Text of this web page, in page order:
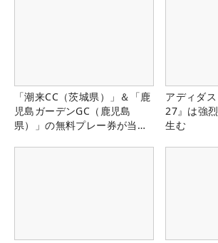
「潮来CC（茨城県）」＆「鹿
児島ガーデンGC（鹿児島
県）」の無料プレー券が当た
アディダ
27』は強
生む